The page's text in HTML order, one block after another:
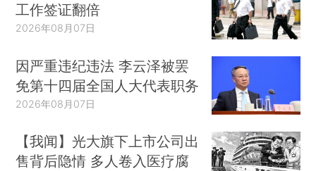
工作签证翻倍
2026年08月07日
因严重违纪违法 李云泽被罢
免第十四届全国人大代表职务
2026年08月07日
【我闻】光大旗下上市公司出
售背后隐情 多人卷入医疗腐